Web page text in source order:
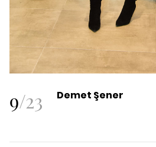
9/23 Demet Şener